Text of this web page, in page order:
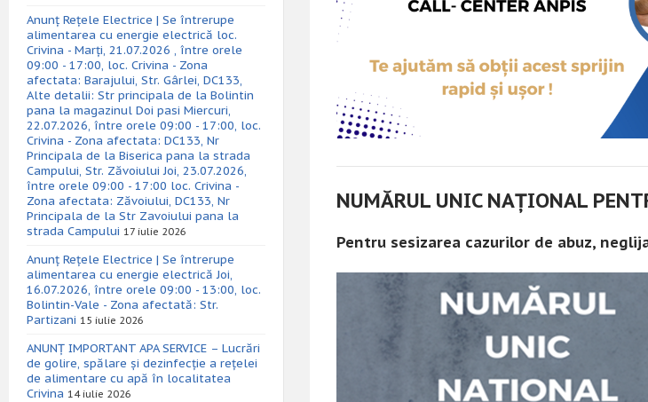
NUMĂRUL UNIC NAȚIONAL
Pentru sesizarea cazurilor de abuz,
Anunț Rețele Electrice | Se întrerupe
alimentarea cu energie electrică loc.
Crivina - Marți, 21.07.2026 , între orele
09:00 - 17:00, loc. Crivina - Zona
afectata: Barajului, Str. Gârlei, DC133,
Alte detalii: Str principala de la Bolintin
pana la magazinul Doi pasi Miercuri,
22.07.2026, între orele 09:00 - 17:00, loc.
Crivina - Zona afectata: DC133, Nr
Principala de la Biserica pana la strada
Campului, Str. Zăvoiului Joi, 23.07.2026,
între orele 09:00 - 17:00 loc. Crivina -
Zona afectata: Zăvoiului, DC133, Nr
Principala de la Str Zavoiului pana la
strada Campului 17 iulie 2026
Anunț Rețele Electrice | Se întrerupe
alimentarea cu energie electrică Joi,
16.07.2026, între orele 09:00 - 13:00, loc.
Bolintin-Vale - Zona afectată: Str.
Partizani 15 iulie 2026
ANUNȚ IMPORTANT APA SERVICE – Lucrări
de golire, spălare și dezinfecție a rețelei
de alimentare cu apă în localitatea
Crivina 14 iulie 2026